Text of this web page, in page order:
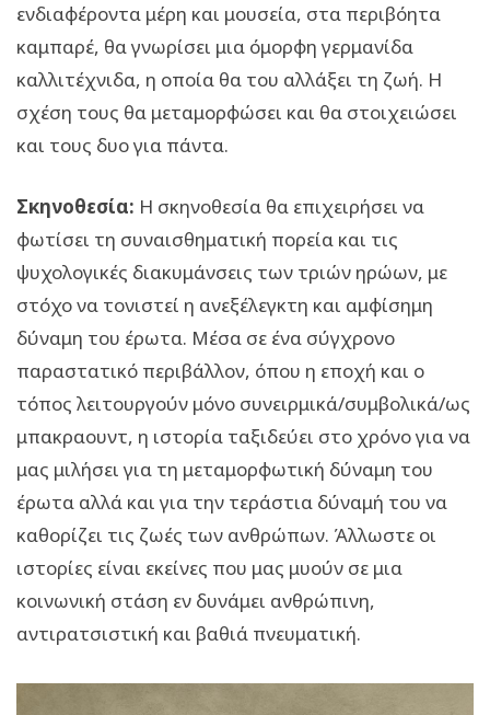
ενδιαφέροντα μέρη και μουσεία, στα περιβόητα
καμπαρέ, θα γνωρίσει μια όμορφη γερμανίδα
καλλιτέχνιδα, η οποία θα του αλλάξει τη ζωή. Η
σχέση τους θα μεταμορφώσει και θα στοιχειώσει
και τους δυο για πάντα.
Σκηνοθεσία: Η σκηνοθεσία θα επιχειρήσει να
φωτίσει τη συναισθηματική πορεία και τις
ψυχολογικές διακυμάνσεις των τριών ηρώων, με
στόχο να τονιστεί η ανεξέλεγκτη και αμφίσημη
δύναμη του έρωτα. Μέσα σε ένα σύγχρονο
παραστατικό περιβάλλον, όπου η εποχή και ο
τόπος λειτουργούν μόνο συνειρμικά/συμβολικά/ως
μπακραουντ, η ιστορία ταξιδεύει στο χρόνο για να
μας μιλήσει για τη μεταμορφωτική δύναμη του
έρωτα αλλά και για την τεράστια δύναμή του να
καθορίζει τις ζωές των ανθρώπων. Άλλωστε οι
ιστορίες είναι εκείνες που μας μυούν σε μια
κοινωνική στάση εν δυνάμει ανθρώπινη,
αντιρατσιστική και βαθιά πνευματική.